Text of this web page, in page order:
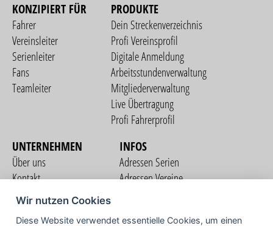
KONZIPIERT FÜR
Fahrer
Vereinsleiter
Serienleiter
Fans
Teamleiter
PRODUKTE
Dein Streckenverzeichnis
Profi Vereinsprofil
Digitale Anmeldung
Arbeitsstundenverwaltung
Mitgliederverwaltung
Live Übertragung
Profi Fahrerprofil
UNTERNEHMEN
Über uns
Kontakt
Nutzungsbedingungen
Datenschutzerklärung
INFOS
Adressen Serien
Adressen Vereine
Wir nutzen Cookies
Diese Website verwendet essentielle Cookies, um einen